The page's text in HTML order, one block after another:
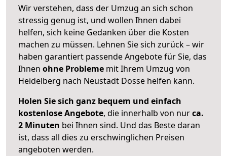
Wir verstehen, dass der Umzug an sich schon
stressig genug ist, und wollen Ihnen dabei
helfen, sich keine Gedanken über die Kosten
machen zu müssen. Lehnen Sie sich zurück – wir
haben garantiert passende Angebote für Sie, das
Ihnen ohne Probleme mit Ihrem Umzug von
Heidelberg nach Neustadt Dosse helfen kann.
Holen Sie sich ganz bequem und einfach
kostenlose Angebote, die innerhalb von nurca.
2 Minuten bei Ihnen sind. Und das Beste daran
ist, dass all dies zu erschwinglichen Preisen
angeboten werden.